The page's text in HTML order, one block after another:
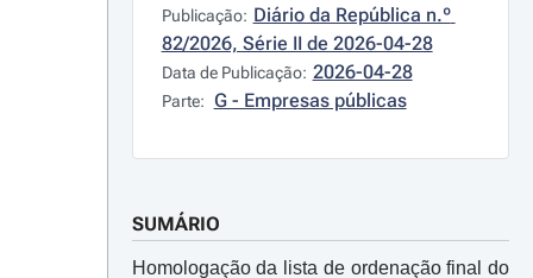
Publicação: Diário da República n.º
82/2026, Série II de 2026-04-28
Data de Publicação: 2026-04-28
Parte: G - Empresas públicas
SUMÁRIO
Homologação da lista de ordenação final do